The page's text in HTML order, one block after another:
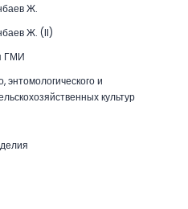
Ж.
Ж. (II)
ГМИ
энтомологического и
культур